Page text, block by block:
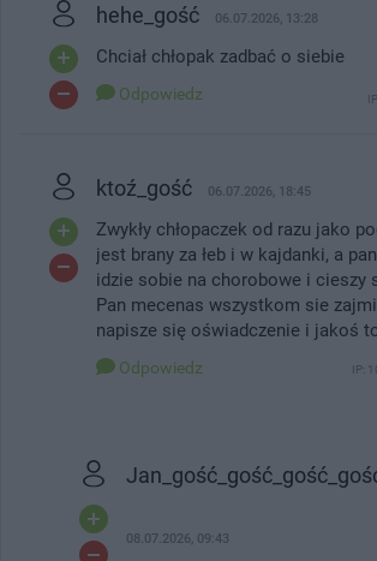
hehe_gość 06.07.2026, 13:28
Chciał chłopak zadbać o siebie
Odpowiedz
ktoź_gość 06.07.2026, 18:45
Zwykły chłopaczek od razu jako
jest brany za łeb i w kajdanki, a
idzie sobie na chorobowe i cieszy
Pan mecenas wszystkom sie
napisze się oświadczenie i jakoś
Odpowiedz IP:
08.07.2026, 09:43